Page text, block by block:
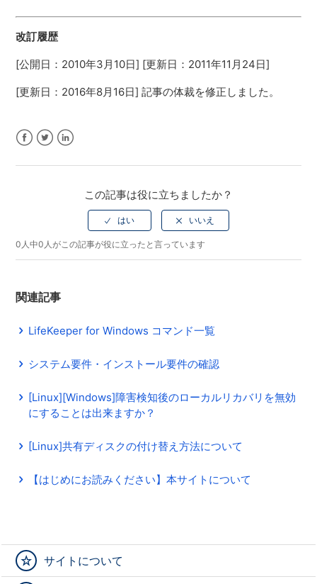
サイトについて
改訂履歴
[公開日：2010年3月10日] [更新日：2011年11月24日]
[更新日：2016年8月16日] 記事の体裁を修正しました。
この記事は役に立ちましたか？
0人中0人がこの記事が役に立ったと言っています
関連記事
LifeKeeper for Windows コマンド一覧
システム要件・インストール要件の確認
[Linux][Windows]障害検知後のローカルリカバリを無効
にすることは出来ますか？
[Linux]共有ディスクの付け替え方法について
【はじめにお読みください】本サイトについて